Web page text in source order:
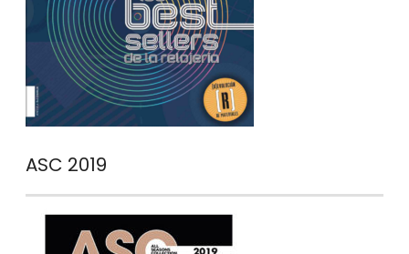
ASC 2019